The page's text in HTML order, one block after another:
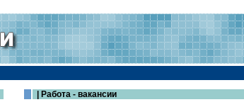
| Работа - вакансии